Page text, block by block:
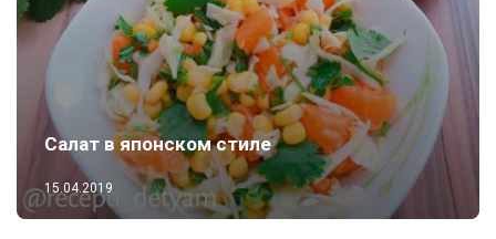
Салат в японском стиле
15.04.2019